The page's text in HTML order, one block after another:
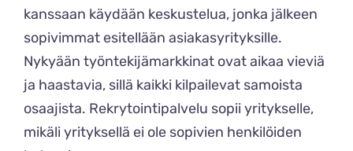
kanssaan käydään keskustelua, jonka jälkeen
sopivimmat esitellään asiakasyrityksille.
Nykyään työntekijämarkkinat ovat aikaa vieviä
ja haastavia, sillä kaikki kilpailevat samoista
osaajista. Rekrytointipalvelu sopii yritykselle,
mikäli yrityksellä ei ole sopivien henkilöiden